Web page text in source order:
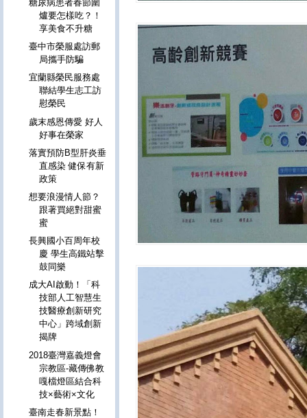
糖尿病患者春節圍
爐要怎樣吃？！
享美食不升糖
臺中市榮服處訪郵
局攜手防騙
宜蘭縣榮民服務處
聯結學生志工訪
慰榮民
歲末感恩傳愛 好人
好事在榮家
落實預防B型肝炎垂
直感染 健保有新
政策
想要浪漫情人節？
跟著買絕對甜蜜
蜜
長興國小百周年校
慶 學生高鐵站擊
鼓同樂
成大AI啟動！「科
技部人工智慧生
技醫療創新研究
中心」跨域創新
揭牌
2018臺灣嘉義燈會
宗教區-藏傳佛教
嘎檔燈區結合科
技×藝術×文化
臺南走春新景點！